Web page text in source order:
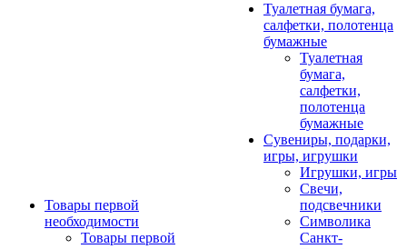
Товары первой
необходимости
Товары первой
Туалетная бумага,
салфетки, полотенца
бумажные
Туалетная
бумага,
салфетки,
полотенца
бумажные
Сувениры, подарки,
игры, игрушки
Игрушки, игры
Свечи,
подсвечники
Символика
Санкт-